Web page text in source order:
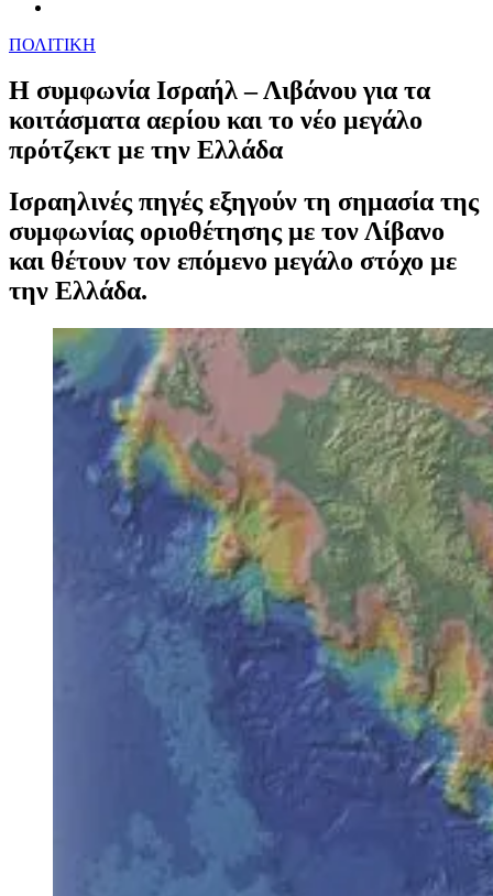
ΠΟΛΙΤΙΚΗ
Η συμφωνία Ισραήλ – Λιβάνου για τα
κοιτάσματα αερίου και το νέο μεγάλο
πρότζεκτ με την Ελλάδα
Ισραηλινές πηγές εξηγούν τη σημασία της
συμφωνίας οριοθέτησης με τον Λίβανο
και θέτουν τον επόμενο μεγάλο στόχο με
την Ελλάδα.